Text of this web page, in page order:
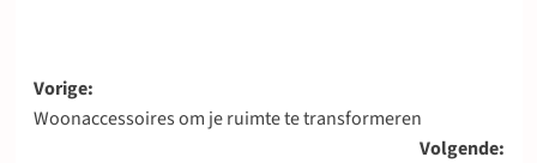
Bericht
navigatie
Vorige:
Woonaccessoires om je ruimte te transformeren
Volgende: